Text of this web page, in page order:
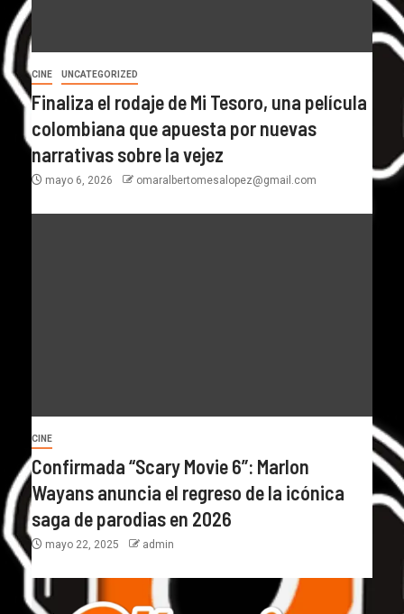
CINE UNCATEGORIZED
Finaliza el rodaje de Mi Tesoro, una película
colombiana que apuesta por nuevas
narrativas sobre la vejez
mayo 6, 2026 omaralbertomesalopez@gmail.com
CINE
Confirmada “Scary Movie 6”: Marlon
Wayans anuncia el regreso de la icónica
saga de parodias en 2026
mayo 22, 2025 admin